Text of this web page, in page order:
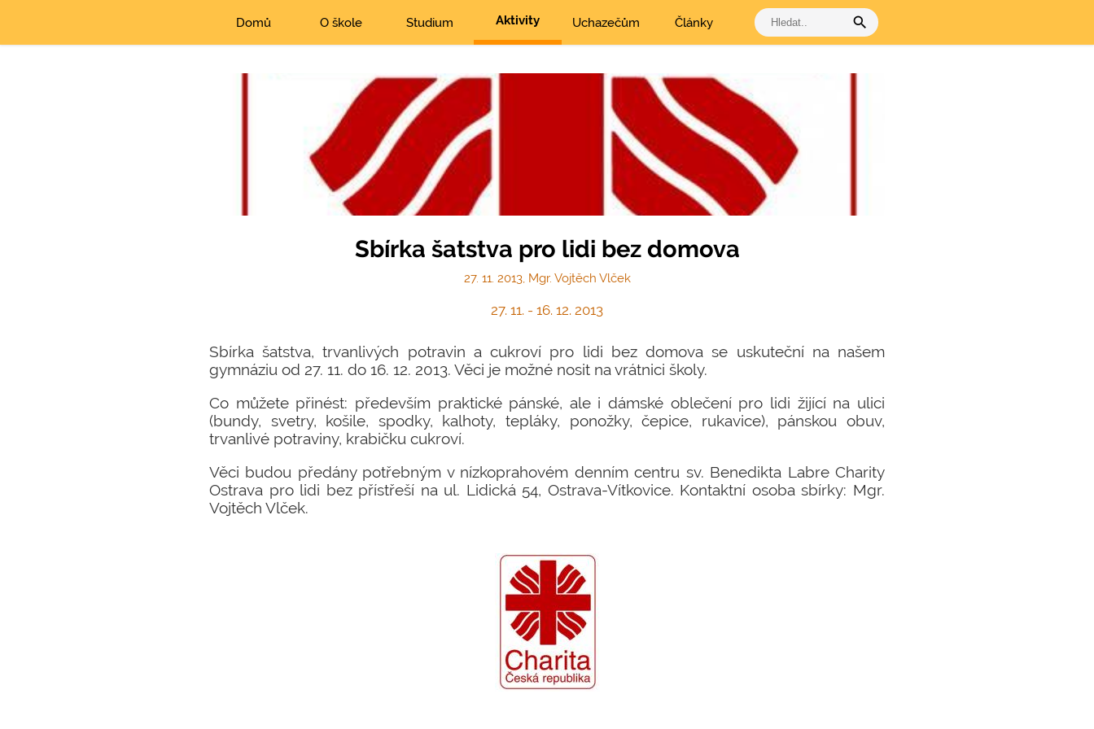
Domů O škole Studium Aktivity Uchazečům Články search
Sbírka šatstva pro lidi bez domova
27. 11. 2013, Mgr. Vojtěch Vlček
27. 11. - 16. 12. 2013
Sbírka šatstva, trvanlivých potravin a cukroví pro lidi bez domova se uskuteční na našem
gymnáziu od 27. 11. do 16. 12. 2013. Věci je možné nosit na vrátnici školy.
Co můžete přinést: především praktické pánské, ale i dámské oblečení pro lidi žijící na ulici
(bundy, svetry, košile, spodky, kalhoty, tepláky, ponožky, čepice, rukavice), pánskou obuv,
trvanlivé potraviny, krabičku cukroví.
Věci budou předány potřebným v nízkoprahovém denním centru sv. Benedikta Labre Charity
Ostrava pro lidi bez přístřeší na ul. Lidická 54, Ostrava-Vítkovice. Kontaktní osoba sbírky: Mgr.
Vojtěch Vlček.